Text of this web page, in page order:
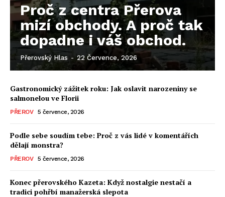
Proč z centra Přerova
mizí obchody. A proč tak
dopadne i váš obchod.
Přerovský Hlas - 22 Července, 2026
Gastronomický zážitek roku: Jak oslavit narozeniny se
salmonelou ve Florii
PŘEROV 5 července, 2026
Podle sebe soudím tebe: Proč z vás lidé v komentářích
dělají monstra?
PŘEROV 5 července, 2026
Konec přerovského Kazeta: Když nostalgie nestačí a
tradici pohřbí manažerská slepota